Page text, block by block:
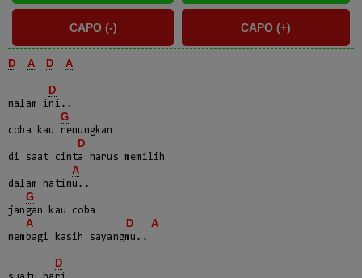
D A D A
D
malam ini..
G
coba kau renungkan
D
di saat cinta harus memilih
A
dalam hatimu..
G
jangan kau coba
A D A
membagi kasih sayangmu..
D